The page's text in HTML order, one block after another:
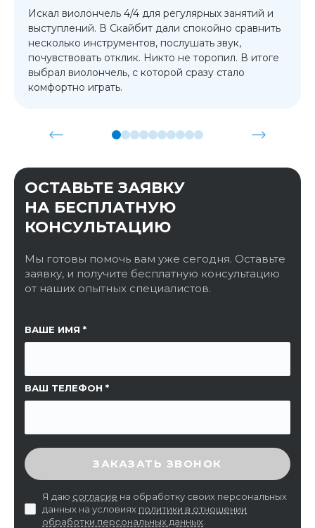
Искал виолончель 4/4 для регулярных занятий и
выступлений. В Скайбит дали спокойно сравнить
несколько инструментов, послушать звук,
почувствовать отклик. Никто не торопил. В итоге
выбрал виолончель, с которой сразу стало
комфортно играть.
ОСТАВЬТЕ ЗАЯВКУ
НА БЕСПЛАТНУЮ
КОНСУЛЬТАЦИЮ
Мы готовы помочь вам уже сегодня. Оставьте
заявку, и получите бесплатную консультацию
от наших опытных специалистов.
ВАШЕ ИМЯ
ВАШ ТЕЛЕФОН
ССЫЛКА НА СТРАНИЦУ
ВВЕДИТЕ ПРОВЕРОЧНЫЙ КОД
ЗАКАЗАТЬ ЗВОНОК
Я даю согласие на обработку своих персональных
данных на условиях политики в отношении
обработки персональных данных